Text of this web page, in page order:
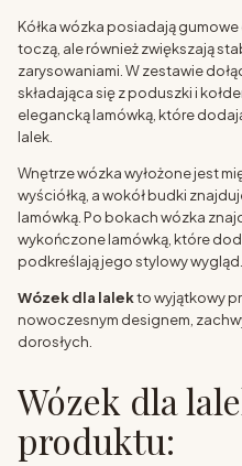
Kółka wózka posiadają
toczą, ale również zwiększają
zarysowaniami. W zestawie
składająca się z poduszki i
elegancką lamówką, które
lalek.
Wnętrze wózka wyłożone jest
wyściółką, a wokół budki
lamówką. Po bokach wózka
wykończone lamówką, które
podkreślają jego stylowy wygląd.
Wózek dla lalekto wyjątkowy
nowoczesnym designem,
dorosłych.
Wózek dla
produktu: